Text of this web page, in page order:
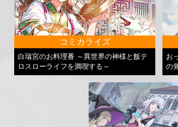
コミカライズ
白瑞宮のお料理番 ～異世界の神様と飯テ
ロスローライフを満喫する～
お
の